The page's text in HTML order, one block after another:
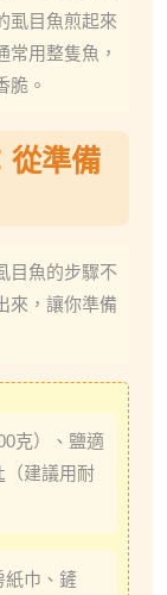
虱目魚煎起來
常用整隻魚，
脆。
從準備
目魚的步驟不
來，讓你準備
克）、鹽適
（建議用耐
紙巾、鏟